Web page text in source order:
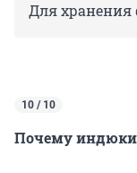
Для
10 / 10
Почему индюки